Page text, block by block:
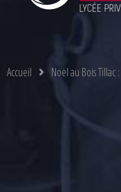
Accueil Noël au Bois Tillac